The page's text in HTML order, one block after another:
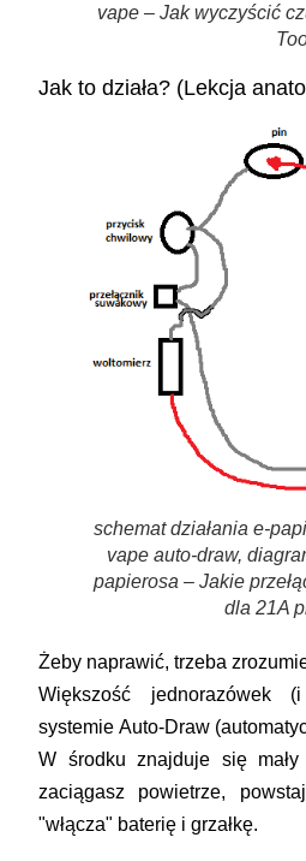
vape – Jak wyczyścić
Jak to działa? (Lekcja
schemat działania e-
vape auto-draw,
papierosa – Jakie
dla 21A
Żeby naprawić, trzeba
Większość jednorazówek
systemieAuto-Draw
W środku znajduje się mały
zaciągasz powietrze,
"włącza" baterię i grzałkę.